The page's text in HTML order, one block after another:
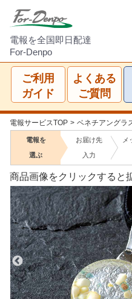
電報を全国即日配達
For-Denpo
ご利用
ガイド
よくある
ご質問
電報サービスTOP > ベネチアングラ
電報を
選ぶ
お届け先
入力
メ
商品画像をクリックすると